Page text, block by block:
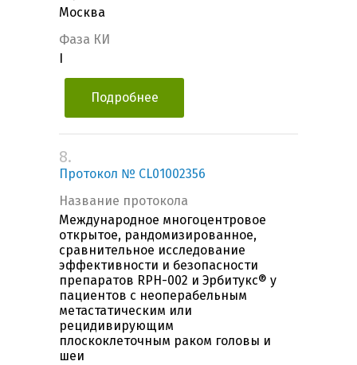
Москва
Фаза КИ
Подробнее
8.
Протокол № CL01002356
Название протокола
Международное многоцентровое
открытое, рандомизированное,
сравнительное исследование
эффективности и безопасности
препаратов RPH-002 и Эрбитукс® у
пациентов с неоперабельным
метастатическим или
рецидивирующим
плоскоклеточным раком головы и
шеи